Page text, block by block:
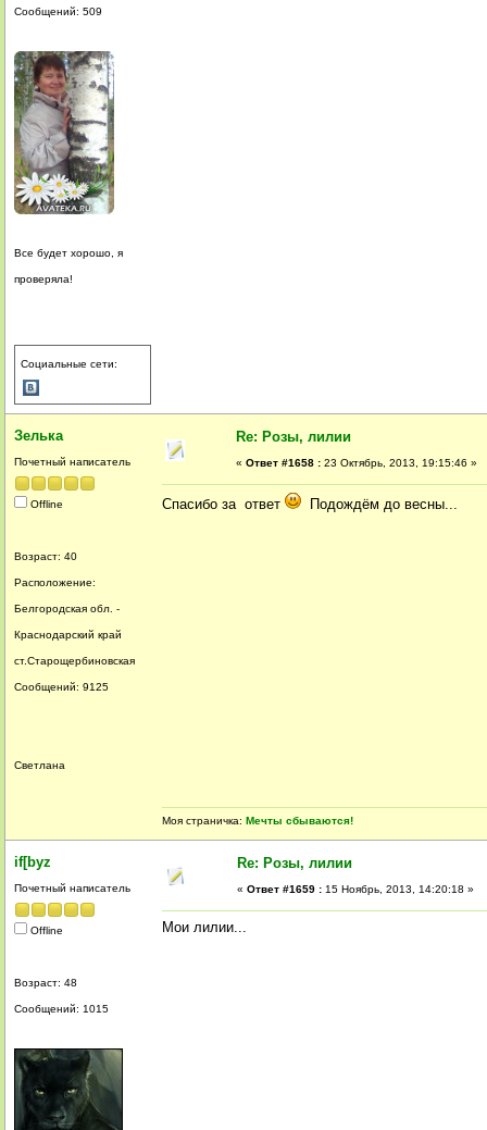
Сообщений: 509
Все будет хорошо, я
проверяла!
Социальные сети:
Зелька
Почетный написатель
Offline
Возраст: 40
Расположение:
Белгородская обл. -
Краснодарский край
ст.Старощербиновская
Сообщений: 9125
Светлана
Re: Розы, лилии
« Ответ #1658 : 23 Октябрь, 2013, 19:15:46 »
Спасибо за ответ Подождём до весны...
Моя страничка: Мечты сбываются!
if[byz
Почетный написатель
Offline
Возраст: 48
Сообщений: 1015
Re: Розы, лилии
« Ответ #1659 : 15 Ноябрь, 2013, 14:20:18 »
Мои лилии...